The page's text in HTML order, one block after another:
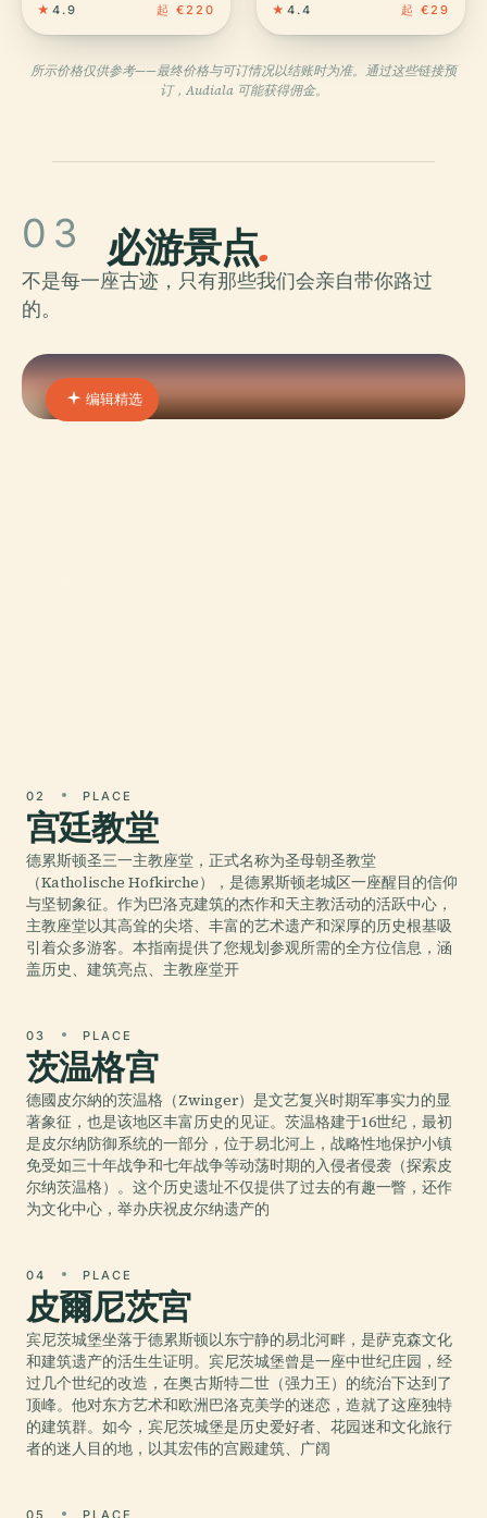
★ 4.9 起 €220 ★ 4.4 起 €29
所示价格仅供参考——最终价格与可订情况以结账时为准。通过这些链接预
订，Audiala 可能获得佣金。
03 必游景点.
不是每一座古迹，只有那些我们会亲自带你路过
的。
编辑精选
02 PLACE
宫廷教堂
德累斯顿圣三一主教座堂，正式名称为圣母朝圣教堂
（Katholische Hofkirche），是德累斯顿老城区一座醒目的信仰
与坚韧象征。作为巴洛克建筑的杰作和天主教活动的活跃中心，
主教座堂以其高耸的尖塔、丰富的艺术遗产和深厚的历史根基吸
引着众多游客。本指南提供了您规划参观所需的全方位信息，涵
盖历史、建筑亮点、主教座堂开
03 PLACE
茨温格宫
德國皮尔納的茨温格（Zwinger）是文艺复兴时期军事实力的显
著象征，也是该地区丰富历史的见证。茨温格建于16世纪，最初
是皮尔纳防御系统的一部分，位于易北河上，战略性地保护小镇
免受如三十年战争和七年战争等动荡时期的入侵者侵袭（探索皮
尔纳茨温格）。这个历史遗址不仅提供了过去的有趣一瞥，还作
为文化中心，举办庆祝皮尔纳遗产的
04 PLACE
皮爾尼茨宮
宾尼茨城堡坐落于德累斯顿以东宁静的易北河畔，是萨克森文化
和建筑遗产的活生生证明。宾尼茨城堡曾是一座中世纪庄园，经
过几个世纪的改造，在奥古斯特二世（强力王）的统治下达到了
顶峰。他对东方艺术和欧洲巴洛克美学的迷恋，造就了这座独特
的建筑群。如今，宾尼茨城堡是历史爱好者、花园迷和文化旅行
者的迷人目的地，以其宏伟的宫殿建筑、广阔
05 PLACE